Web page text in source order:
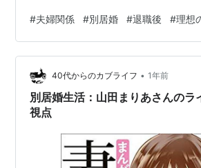
まり 出かけない場所へ行くときは、 用
て行って もらうことが 多い 車の運転
が いちばんの理由だけれど、 家の中
が 夫と いろんな話をしやすいのもある
久しぶりに 一人で 無印良品へ行って
#夫婦関係 #別居婚 #退職後 #理想
40代からのカブライフ • 1年前
別居婚生活：山田まりあさんのラ
視点